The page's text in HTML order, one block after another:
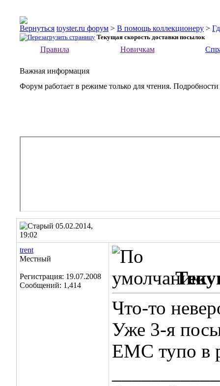
toyster.ru форум > В помощь коллекционеру >
Текущая скорость доставки посылок
Правила Новичкам
Важная информация
Форум работает в режиме только для чтения.
05.02.2014,
19:02
trent
Местный
Регистрация: 19.07.2008
Сообщений: 1,414
Что-то
Уже 3-я
ЕМС тупо в